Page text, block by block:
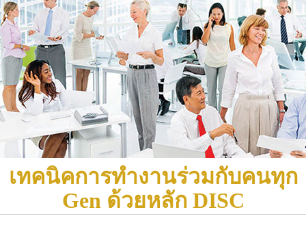
เทคนิคการทำงานร่วมกับคนทุก
Gen ด้วยหลัก DISC